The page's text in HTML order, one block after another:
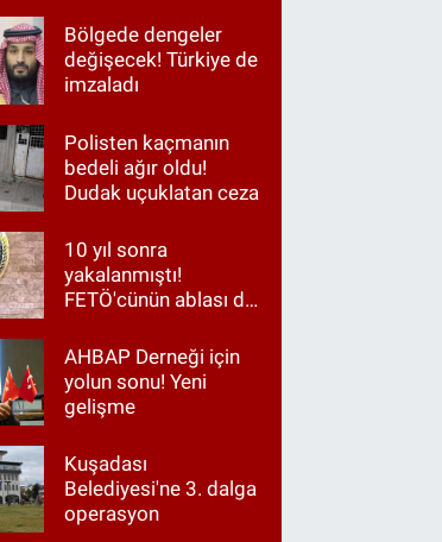
Bölgede dengeler
değişecek! Türkiye de
imzaladı
Polisten kaçmanın
bedeli ağır oldu!
Dudak uçuklatan ceza
10 yıl sonra
yakalanmıştı!
FETÖ'cünün ablası da
AHBAP Derneği için
yolun sonu! Yeni
gelişme
Kuşadası
Belediyesi'ne 3. dalga
operasyon